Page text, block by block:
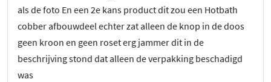
als de foto En een 2e kans product dit zou een Hotbath
cobber afbouwdeel echter zat alleen de knop in de doos
geen kroon en geen roset erg jammer dit in de
beschrijving stond dat alleen de verpakking beschadigd
was